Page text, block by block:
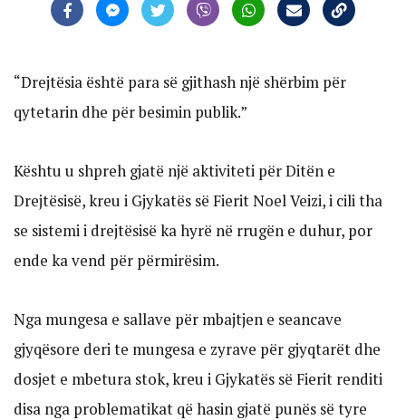
“Drejtësia është para së gjithash një shërbim për
qytetarin dhe për besimin publik.”
Kështu u shpreh gjatë një aktiviteti për Ditën e
Drejtësisë, kreu i Gjykatës së Fierit Noel Veizi, i cili tha
se sistemi i drejtësisë ka hyrë në rrugën e duhur, por
ende ka vend për përmirësim.
Nga mungesa e sallave për mbajtjen e seancave
gjyqësore deri te mungesa e zyrave për gjyqtarët dhe
dosjet e mbetura stok, kreu i Gjykatës së Fierit renditi
disa nga problematikat që hasin gjatë punës së tyre